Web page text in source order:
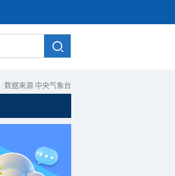
数据来源 中央气象台